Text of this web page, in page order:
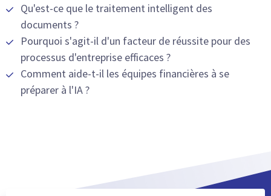
Qu'est-ce que le traitement intelligent des
documents ?
Pourquoi s'agit-il d'un facteur de réussite pour des
processus d'entreprise efficaces ?
Comment aide-t-il les équipes financières à se
préparer à l'IA ?